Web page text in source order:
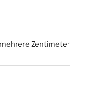
Zentimeter